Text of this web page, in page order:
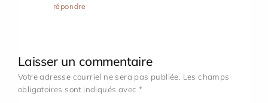
répondre
Laisser un commentaire
Votre adresse courriel ne sera pas publiée. Les champs
obligatoires sont indiqués avec *